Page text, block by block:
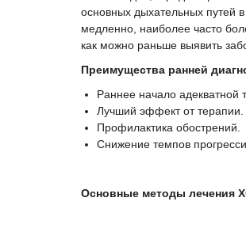
основных дыхательных путей
медленно, наиболее часто
как можно раньше выявить
Преимущества ранней
Раннее начало адекватной
Лучший эффект от терапии.
Профилактика обострений.
Снижение темпов
Основные методы лечения